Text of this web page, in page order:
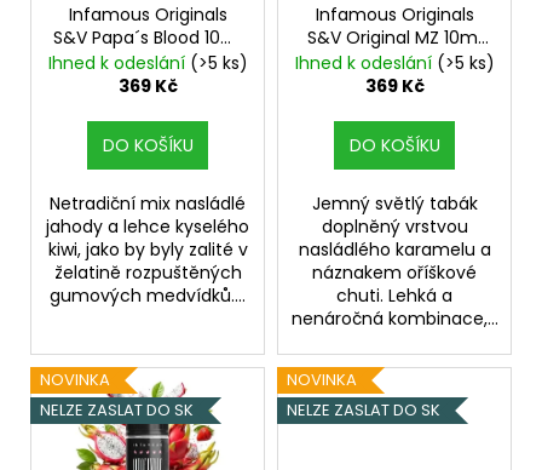
Infamous Originals
S&V Papa´s Blood 10ml
Jahoda s kiwi
Ihned k odeslání (>5 ks)
369 Kč
DO KOŠÍKU
Netradiční mix nasládlé
jahody a lehce kyselého
kiwi, jako by byly zalité v
želatině rozpuštěných
gumových medvídků....
Infamous Originals
S&V Original MZ 10ml
Oříškový tabák s
karamelem
Ihned k odeslání (>5 ks)
369 Kč
DO KOŠÍKU
Jemný světlý tabák
doplněný vrstvou
nasládlého karamelu a
náznakem oříškové
chuti. Lehká a
nenáročná kombinace,...
NOVINKA
NELZE ZASLAT DO SK
NOVINKA
NELZE ZASLAT DO SK